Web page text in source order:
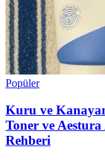
Popüler
Kuru ve
Toner ve
Rehberi